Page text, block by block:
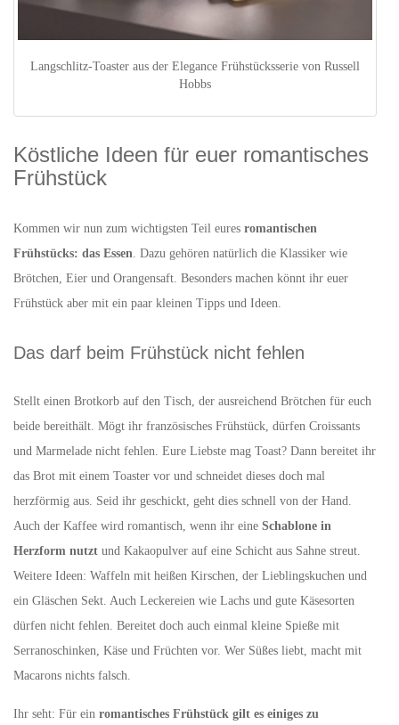
Langschlitz-Toaster aus der Elegance Frühstücksserie von Russell
Hobbs
Köstliche Ideen für euer romantisches
Frühstück
Kommen wir nun zum wichtigsten Teil eures romantischen
Frühstücks: das Essen . Dazu gehören natürlich die Klassiker wie
Brötchen, Eier und Orangensaft. Besonders machen könnt ihr euer
Frühstück aber mit ein paar kleinen Tipps und Ideen.
Das darf beim Frühstück nicht fehlen
Stellt einen Brotkorb auf den Tisch, der ausreichend Brötchen für euch
beide bereithält. Mögt ihr französisches Frühstück, dürfen Croissants
und Marmelade nicht fehlen. Eure Liebste mag Toast? Dann bereitet ihr
das Brot mit einem Toaster vor und schneidet dieses doch mal
herzförmig aus. Seid ihr geschickt, geht dies schnell von der Hand.
Auch der Kaffee wird romantisch, wenn ihr eine Schablone in
Herzform nutzt und Kakaopulver auf eine Schicht aus Sahne streut.
Weitere Ideen: Waffeln mit heißen Kirschen, der Lieblingskuchen und
ein Gläschen Sekt. Auch Leckereien wie Lachs und gute Käsesorten
dürfen nicht fehlen. Bereitet doch auch einmal kleine Spieße mit
Serranoschinken, Käse und Früchten vor. Wer Süßes liebt, macht mit
Macarons nichts falsch.
Ihr seht: Für ein romantisches Frühstück gilt es einiges zu